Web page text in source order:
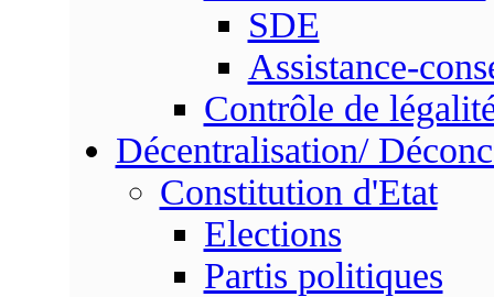
SDE
Assistance-
Contrôle de
Décentralisation/
Constitution d'Etat
Elections
Partis politiques